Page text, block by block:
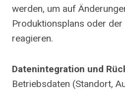
werden, um auf
Produktionsplans oder
reagieren.
Datenintegration und
Betriebsdaten (Standort,